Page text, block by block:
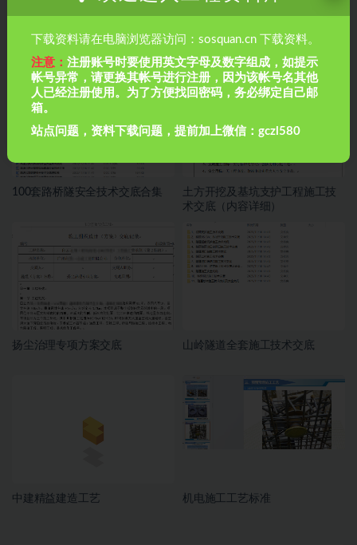
钢结构全套施工方案
220+资料包3.7G,施工工艺，安全
管理等
100套路桥隧安全技术交底合集
土方开挖及基坑支护工程施工技
术交底（内容详细）
扬尘治理专项方案交底 山岭隧道全套施工技术交底
中建精益建造工艺 机电施工工艺标准
下载资料请在电脑浏览器访问：sosquan.cn 下载资料。
注意：注册账号时要使用英文字母及数字组成，如提示
帐号异常，请更换其帐号进行注册，因为该帐号名其他
人已经注册使用。为了方便找回密码，务必绑定自己邮
箱。
站点问题，资料下载问题，提前加上微信：gczl580